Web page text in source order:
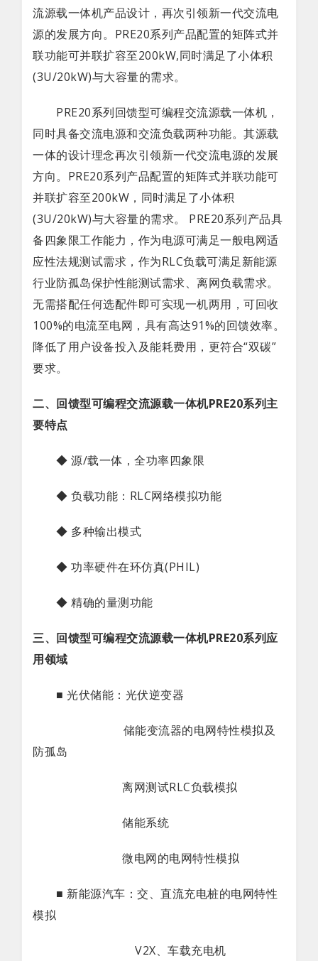
下载
流源载一体机产品设计，再次引领新一代交流电
源的发展方向。PRE20系列产品配置的矩阵式并
联功能可并联扩容至200kW,同时满足了小体积
(3U/20kW)与大容量的需求。
PRE20系列回馈型可编程交流源载一体机，
同时具备交流电源和交流负载两种功能。其源载
一体的设计理念再次引领新一代交流电源的发展
方向。PRE20系列产品配置的矩阵式并联功能可
并联扩容至200kW，同时满足了小体积
(3U/20kW)与大容量的需求。 PRE20系列产品具
备四象限工作能力，作为电源可满足一般电网适
应性法规测试需求，作为RLC负载可满足新能源
行业防孤岛保护性能测试需求、离网负载需求。
无需搭配任何选配件即可实现一机两用，可回收
100%的电流至电网，具有高达91%的回馈效率。
降低了用户设备投入及能耗费用，更符合“双碳”
要求。
二、回馈型可编程交流源载一体机PRE20系列主
要特点
◆ 源/载一体，全功率四象限
◆ 负载功能：RLC网络模拟功能
◆ 多种输出模式
◆ 功率硬件在环仿真(PHIL)
◆ 精确的量测功能
三、回馈型可编程交流源载一体机PRE20系列应
用领域
■ 光伏储能：光伏逆变器
储能变流器的电网特性模拟及
防孤岛
离网测试RLC负载模拟
储能系统
微电网的电网特性模拟
■ 新能源汽车：交、直流充电桩的电网特性
模拟
V2X、车载充电机